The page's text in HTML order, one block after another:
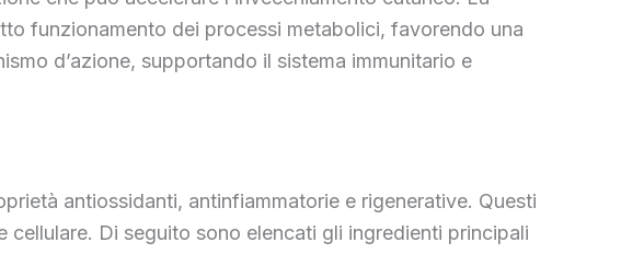
funzionamento dei processi metabolici, favorendo una
d’azione, supportando il sistema immunitario e
antiossidanti, antinfiammatorie e rigenerative. Questi
Di seguito sono elencati gli ingredienti principali